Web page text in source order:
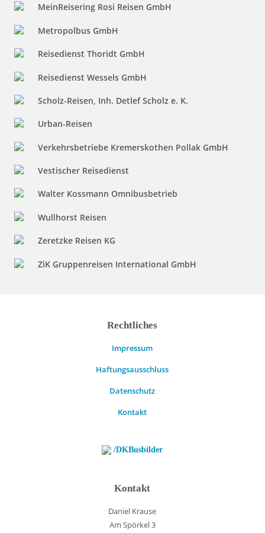
MeinReisering Rosi Reisen GmbH
Metropolbus GmbH
Reisedienst Thoridt GmbH
Reisedienst Wessels GmbH
Scholz-Reisen, Inh. Detlef Scholz e. K.
Urban-Reisen
Verkehrsbetriebe Kremerskothen Pollak GmbH
Vestischer Reisedienst
Walter Kossmann Omnibusbetrieb
Wullhorst Reisen
Zeretzke Reisen KG
ZiK Gruppenreisen International GmbH
Rechtliches
Impressum
Haftungsausschluss
Datenschutz
Kontakt
/DKBusbilder
Kontakt
Daniel Krause
Am Spörkel 3